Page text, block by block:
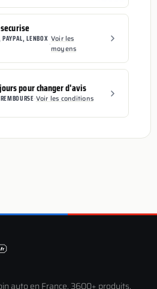
PAYPAL, LENBOX·Voir les
moyens
pour changer d'avis
·Voir les conditions
auto en France. 3600+ produits,